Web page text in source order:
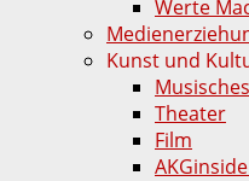
Werte
Kunst und
Theater
Film